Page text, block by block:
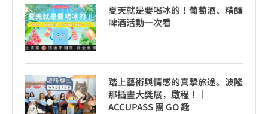
夏天就是要喝冰的！葡萄酒、精釀
啤酒活動一次看
踏上藝術與情感的真摯旅途。波隆
那插畫大獎展，啟程！│
ACCUPASS 團 GO 趣